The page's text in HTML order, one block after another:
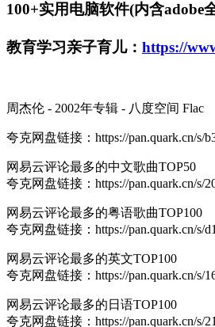
100+实用电脑软件(内含adobe
教育学习亲子育儿： https://
周杰伦 - 2002年专辑 - 八度空间 Flac
夸克网盘链接：https://pan.quark.cn/s/
网易云评论最多的中文歌曲TOP50
夸克网盘链接：https://pan.quark.cn/s/
网易云评论最多的粤语歌曲TOP100
夸克网盘链接：https://pan.quark.cn/s/
网易云评论最多的英文TOP100
夸克网盘链接：https://pan.quark.cn/s/
网易云评论最多的日语TOP100
夸克网盘链接：https://pan.quark.cn/s/